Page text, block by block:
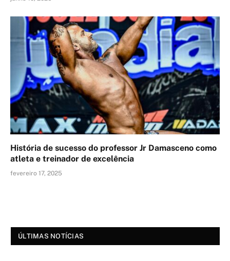
História de sucesso do professor Jr Damasceno como
atleta e treinador de excelência
fevereiro 17, 2025
ÚLTIMAS NOTÍCIAS